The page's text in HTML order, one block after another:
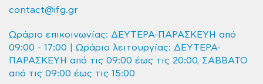
contact@ifg.gr
Ωράριο επικοινωνίας: ΔΕΥΤΕΡΑ-ΠΑΡΑΣΚΕΥΗ από
09:00 - 17:00 | Ωράριο λειτουργίας: ΔΕΥΤΕΡΑ-
ΠΑΡΑΣΚΕΥΗ από τις 09:00 έως τις 20:00, ΣΑΒΒΑΤΟ
από τις 09:00 έως τις 15:00